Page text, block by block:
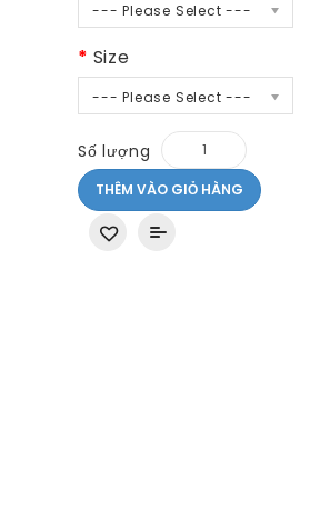
--- Please Select ---
Size
--- Please Select ---
Số lượng
THÊM VÀO GIỎ HÀNG